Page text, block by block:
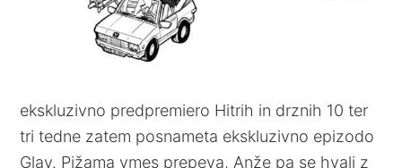
ekskluzivno predpremiero Hitrih in drznih 10 ter
tri tedne zatem posnameta ekskluzivno epizodo
Glav. Pižama vmes prepeva, Anže pa se hvali z